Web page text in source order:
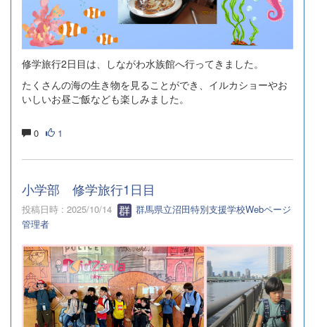
修学旅行2日目は、しながわ水族館へ行ってきました。
たくさんの海の生き物を見ることができ、イルカショーやお
いしいお昼ご飯なども楽しみました。
0 1
小学部 修学旅行1日目
投稿日時 : 2025/10/14
群馬県立沼田特別支援学校Webページ
管理者